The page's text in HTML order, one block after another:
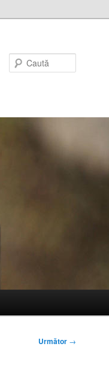
Următor →